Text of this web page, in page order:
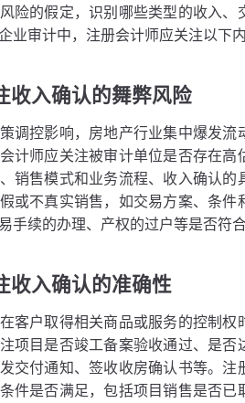
险的假定，识别哪些类型的收入、
业审计中，注册会计师应关注以下
收入确认的舞弊风险
调控影响，房地产行业集中爆发
计师应关注被审计单位是否存在
销售模式和业务流程、收入确认
或不真实销售，如交易方案、条
手续的办理、产权的过户等是否符
收入确认的准确性
客户取得相关商品或服务的控制
项目是否竣工备案验收通过、是
交付通知、签收收房确认书等。
件是否满足，包括项目销售是否